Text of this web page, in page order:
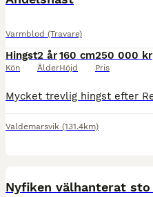
Varmblod (Travare)
Hingst
Kön
2 år
Ålder
160 cm
Höjd
250 000 kr
Pris
Valdemarsvik (131.4km)